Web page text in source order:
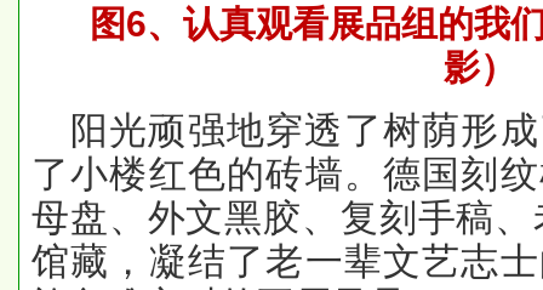
图6、 认真观看展品组的我
影）
阳光顽强地穿透了树荫形
了小楼红色的砖墙。德国刻
母盘、外文黑胶、复刻手稿
馆藏，凝结了老一辈文艺志